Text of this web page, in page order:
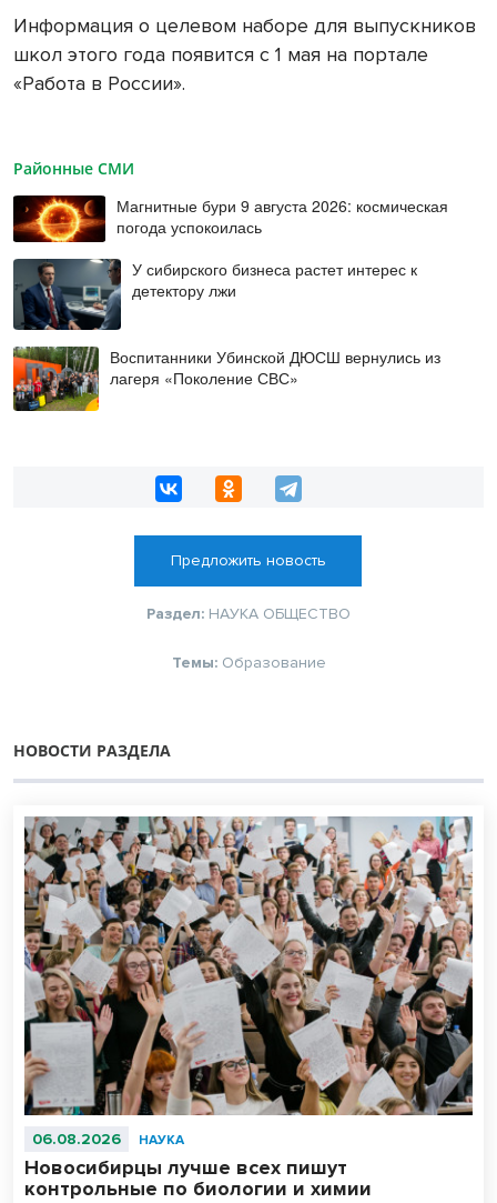
Информация о целевом наборе для выпускников
школ этого года появится с 1 мая на портале
«Работа в России».
Районные СМИ
Магнитные бури 9 августа 2026: космическая
погода успокоилась
У сибирского бизнеса растет интерес к
детектору лжи
Воспитанники Убинской ДЮСШ вернулись из
лагеря «Поколение СВС»
Предложить новость
Раздел: НАУКА ОБЩЕСТВО
Темы: Образование
НОВОСТИ РАЗДЕЛА
06.08.2026 НАУКА
Новосибирцы лучше всех пишут
контрольные по биологии и химии